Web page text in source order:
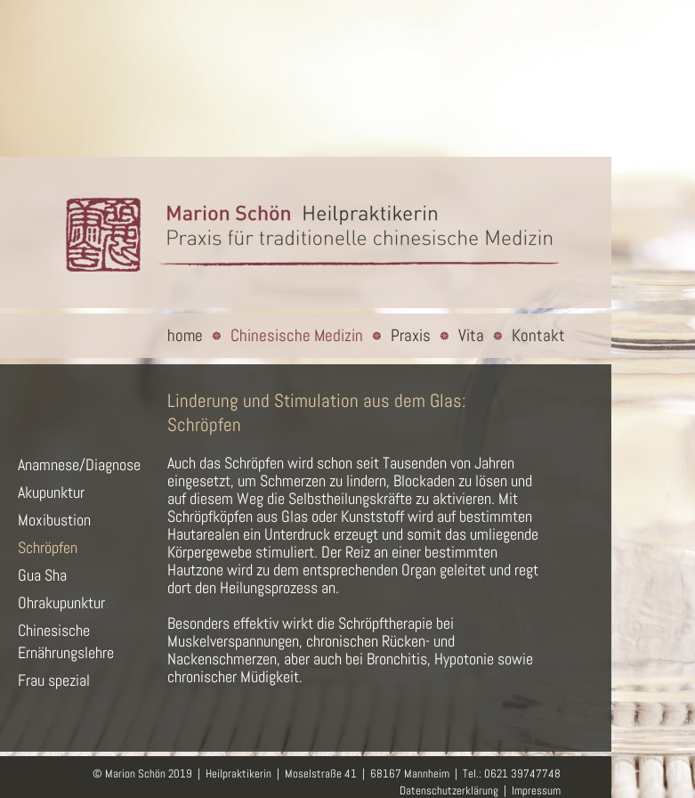
home Chinesische Medizin Praxis Vita Kontakt
Anamnese/Diagnose
Akupunktur
Moxibustion
Schröpfen
Gua Sha
Ohrakupunktur
Chinesische
Ernährungslehre
Frau spezial
Linderung und Stimulation aus dem Glas:
Schröpfen
Auch das Schröpfen wird schon seit Tausenden von Jahren
eingesetzt, um Schmerzen zu lindern, Blockaden zu lösen und
auf diesem Weg die Selbstheilungskräfte zu aktivieren. Mit
Schröpfköpfen aus Glas oder Kunststoff wird auf bestimmten
Hautarealen ein Unterdruck erzeugt und somit das umliegende
Körpergewebe stimuliert. Der Reiz an einer bestimmten
Hautzone wird zu dem entsprechenden Organ geleitet und regt
dort den Heilungsprozess an.
Besonders effektiv wirkt die Schröpftherapie bei
Muskelverspannungen, chronischen Rücken- und
Nackenschmerzen, aber auch bei Bronchitis, Hypotonie sowie
chronischer Müdigkeit.
© Marion Schön 2019 | Heilpraktikerin | Moselstraße 41 | 68167 Mannheim | Tel.: 0621 39747748
Datenschutzerklärung | Impressum